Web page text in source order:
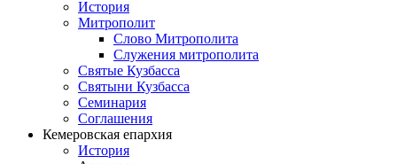
История
Митрополит
Слово Митрополита
Служения митрополита
Святые Кузбасса
Святыни Кузбасса
Семинария
Соглашения
Кемеровская епархия
История